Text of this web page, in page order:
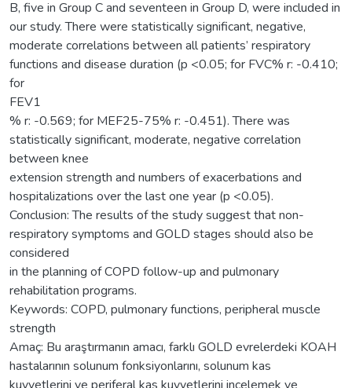
B, five in Group C and seventeen in Group D, were included in
our study. There were statistically significant, negative,
moderate correlations between all patients’ respiratory
functions and disease duration (p <0.05; for FVC% r: -0.410;
for
FEV1
% r: -0.569; for MEF25-75% r: -0.451). There was
statistically significant, moderate, negative correlation
between knee
extension strength and numbers of exacerbations and
hospitalizations over the last one year (p <0.05).
Conclusion: The results of the study suggest that non-
respiratory symptoms and GOLD stages should also be
considered
in the planning of COPD follow-up and pulmonary
rehabilitation programs.
Keywords: COPD, pulmonary functions, peripheral muscle
strength
Amaç: Bu araştırmanın amacı, farklı GOLD evrelerdeki KOAH
hastalarının solunum fonksiyonlarını, solunum kas